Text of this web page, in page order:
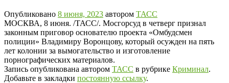
Опубликовано 8 июня, 2023 автором ТАСС
МОСКВА, 8 июня. /ТАСС/. Мосгорсуд в четверг признал
законным приговор основателю проекта «Омбудсмен
полиции» Владимиру Воронцову, который осужден на пять
лет колонии за вымогательство и изготовление
порнографических материалов.
Запись опубликована автором ТАСС в рубрике Криминал.
Добавьте в закладки постоянную ссылку.